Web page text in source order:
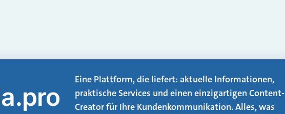
Eine Plattform, die liefert: aktuelle Informationen,
praktische Services und einen einzigartigen Content-
Creator für Ihre Kundenkommunikation. Alles, was